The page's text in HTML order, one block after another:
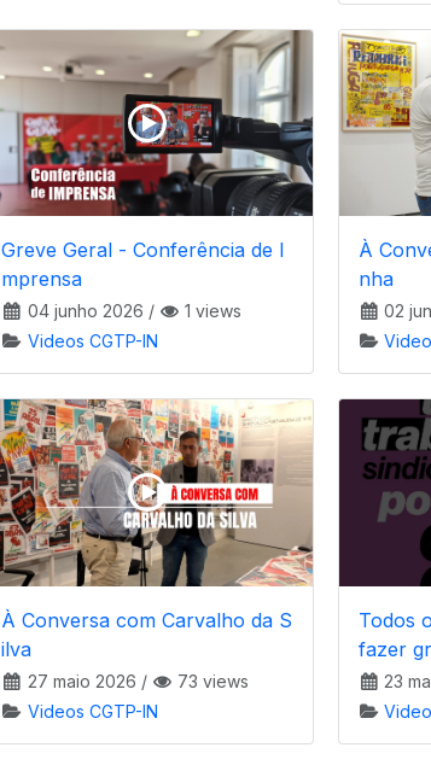
Greve Geral - Conferência de I
mprensa
04 junho 2026 /
1 views
Videos CGTP-IN
À
nha
02
À Conversa com Carvalho da S
ilva
27 maio 2026 /
73 views
Videos CGTP-IN
Todos
fazer
23